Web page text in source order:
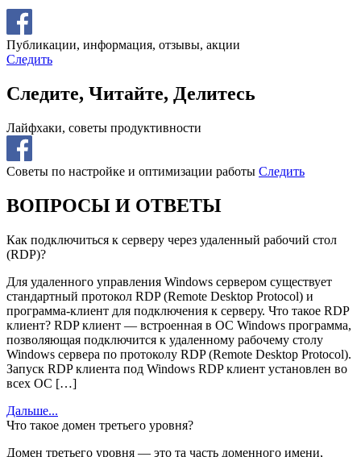
Публикации, информация, отзывы, акции
Следить
Следите, Читайте, Делитесь
Лайфхаки, советы продуктивности
Советы по настройке и оптимизации работы Следить
ВОПРОСЫ И ОТВЕТЫ
Как подключиться к серверу через удаленный рабочий стол
(RDP)?
Для удаленного управления Windows сервером существует
стандартный протокол RDP (Remote Desktop Protocol) и
программа-клиент для подключения к серверу. Что такое RDP
клиент? RDP клиент — встроенная в ОС Windows программа,
позволяющая подключится к удаленному рабочему столу
Windows сервера по протоколу RDP (Remote Desktop Protocol).
Запуск RDP клиента под Windows RDP клиент установлен во
всех ОС […]
Дальше...
Что такое домен третьего уровня?
Домен третьего уровня — это та часть доменного имени,